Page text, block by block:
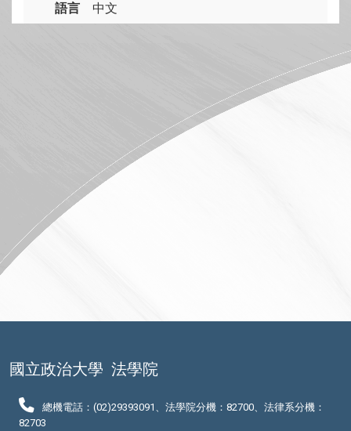
語言 中文
國立政治大學 法學院
總機電話：(02)29393091、法學院分機：82700、法律系分機：
82703